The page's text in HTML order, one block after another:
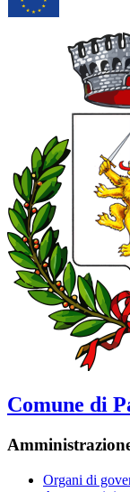
Comune di
Organi di